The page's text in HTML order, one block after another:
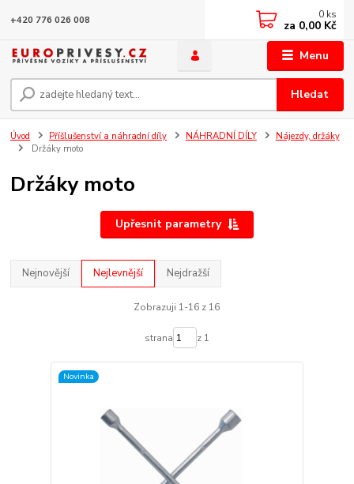
Menu
Hledat
+420 776 026 008 0 ks
za 0,00 Kč
Úvod Příšlušenství a náhradní díly NÁHRADNÍ DÍLY
Nájezdy, držáky
Držáky moto
Držáky moto
Upřesnit parametry
Nejnovější Nejlevnější Nejdražší
Zobrazuji 1-16 z 16
strana z 1
Novinka